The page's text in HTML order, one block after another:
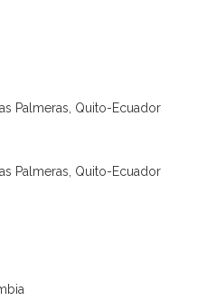
Palmeras, Quito-Ecuador
Palmeras, Quito-Ecuador